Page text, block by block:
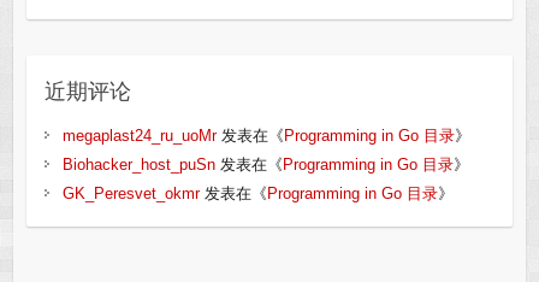
近期评论
megaplast24_ru_uoMr发表在《 Programming in Go 目录》
Biohacker_host_puSn发表在《 Programming in Go 目录》
GK_Peresvet_okmr发表在《 Programming in Go 目录》